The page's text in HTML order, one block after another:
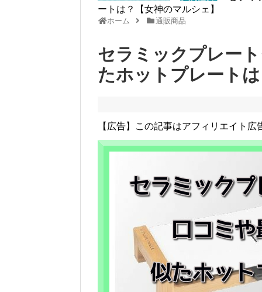
ートは？【女神のマルシェ】
ホーム 通販商品
セラミックプレー
たホットプレート
【広告】この記事はアフィリエイト広